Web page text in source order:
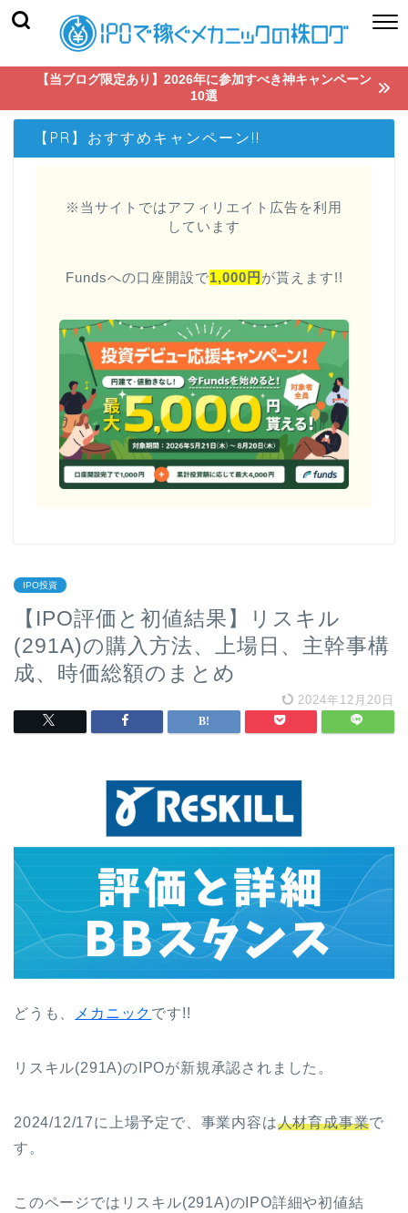
【当ブログ限定あり】2026年に参加すべき神キャンペーン
10選
【PR】おすすめキャンペーン!!
※当サイトではアフィリエイト広告を利用
しています
Fundsへの口座開設で1,000円 が貰えます!!
IPO投資
【IPO評価と初値結果】リスキル
(291A)の購入方法、上場日、主幹事構
成、時価総額のまとめ
2024年12月20日
どうも、 メカニック です!!
リスキル(291A)のIPOが新規承認されました。
2024/12/17に上場予定で、事業内容は人材育成事業で
す。
このページではリスキル(291A)のIPO詳細や初値結